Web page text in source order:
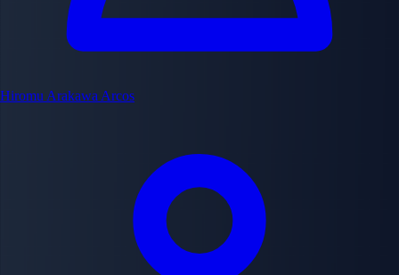
Hiromu Arakawa Arcos